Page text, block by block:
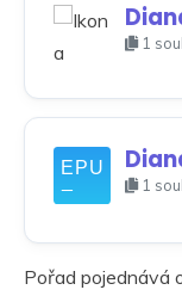
1
1
Pořad pojednává